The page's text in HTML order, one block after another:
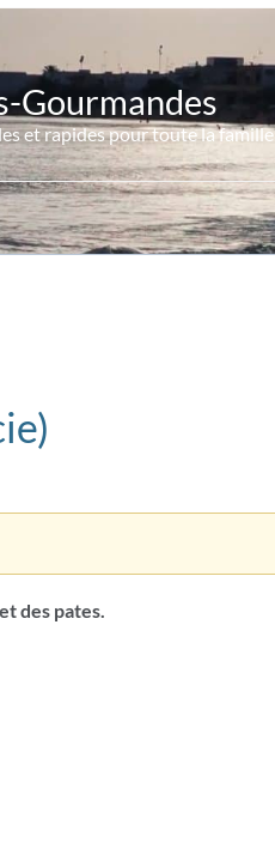
Gourmandes
et rapides pour toute la famille
des pates.